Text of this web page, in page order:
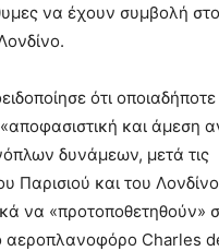
να έχουν συμβολή
ότι
και άμεση
δυνάμεων, μετά τις
Παρισιού και του
να «προτοποθετηθούν»
αεροπλανοφόρο Charles